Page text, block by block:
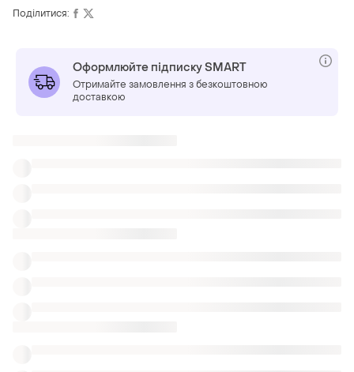
Поділитися:
Оформлюйте підписку SMART
Отримайте замовлення з безкоштовною
доставкою